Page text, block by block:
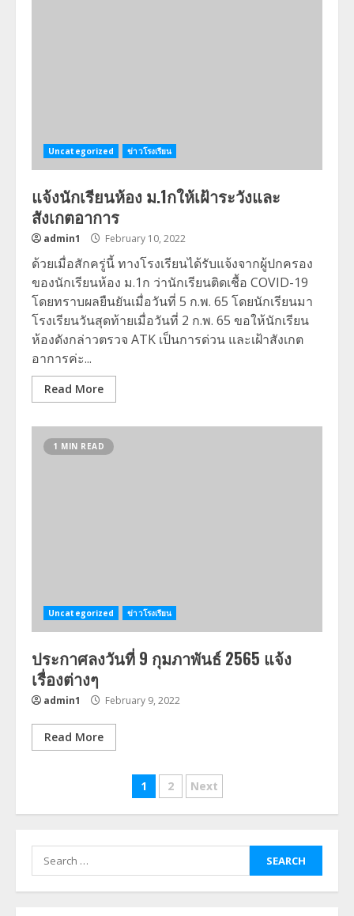
Uncategorized ข่าวโรงเรียน
แจ้งนักเรียนห้อง ม.1กให้เฝ้าระวังและ
สังเกตอาการ
admin1 February 10, 2022
ด้วยเมื่อสักครู่นี้ ทางโรงเรียนได้รับแจ้งจากผู้ปกครอง
ของนักเรียนห้อง ม.1ก ว่านักเรียนติดเชื้อ COVID-19
โดยทราบผลยืนยันเมื่อวันที่ 5 ก.พ. 65 โดยนักเรียนมา
โรงเรียนวันสุดท้ายเมื่อวันที่ 2 ก.พ. 65 ขอให้นักเรียน
ห้องดังกล่าวตรวจ ATK เป็นการด่วน และเฝ้าสังเกต
อาการค่ะ...
Read More
1 MIN READ
Uncategorized ข่าวโรงเรียน
ประกาศลงวันที่ 9 กุมภาพันธ์ 2565 แจ้ง
เรื่องต่างๆ
admin1 February 9, 2022
Read More
Posts
navigation
1 2 Next
Search
for: